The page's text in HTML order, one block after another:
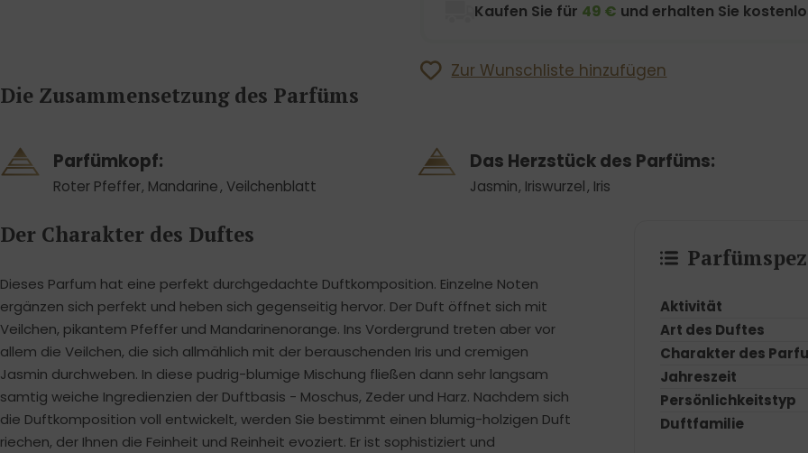
Kaufen Sie für 49 € und erhalten Sie
Zur Wunschliste hinzufügen
Die Zusammensetzung des Parfüms
Parfümkopf:
Roter Pfeffer, Mandarine, Veilchenblatt
Das Herzstück des Parfüms:
Jasmin, Iriswurzel, Iris
Der Charakter des Duftes
Dieses Parfum hat eine perfekt durchgedachte Duftkomposition. Einzelne Noten
ergänzen sich perfekt und heben sich gegenseitig hervor. Der Duft öffnet sich mit
Veilchen, pikantem Pfeffer und Mandarinenorange. Ins Vordergrund treten aber vor
allem die Veilchen, die sich allmählich mit der berauschenden Iris und cremigen
Jasmin durchweben. In diese pudrig-blumige Mischung fließen dann sehr langsam
samtig weiche Ingredienzien der Duftbasis - Moschus, Zeder und Harz. Nachdem sich
die Duftkomposition voll entwickelt, werden Sie bestimmt einen blumig-holzigen Duft
riechen, der Ihnen die Feinheit und Reinheit evoziert. Er ist sophistiziert und
Aktivität
Art des Duftes
Charakter des
Jahreszeit
Persönlichkeitstyp
Duftfamilie